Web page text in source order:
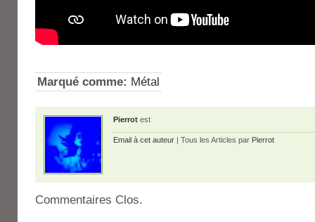
Marqué comme: Métal
Pierrot est
Email à cet auteur | Tous les Articles par Pierrot
Commentaires Clos.